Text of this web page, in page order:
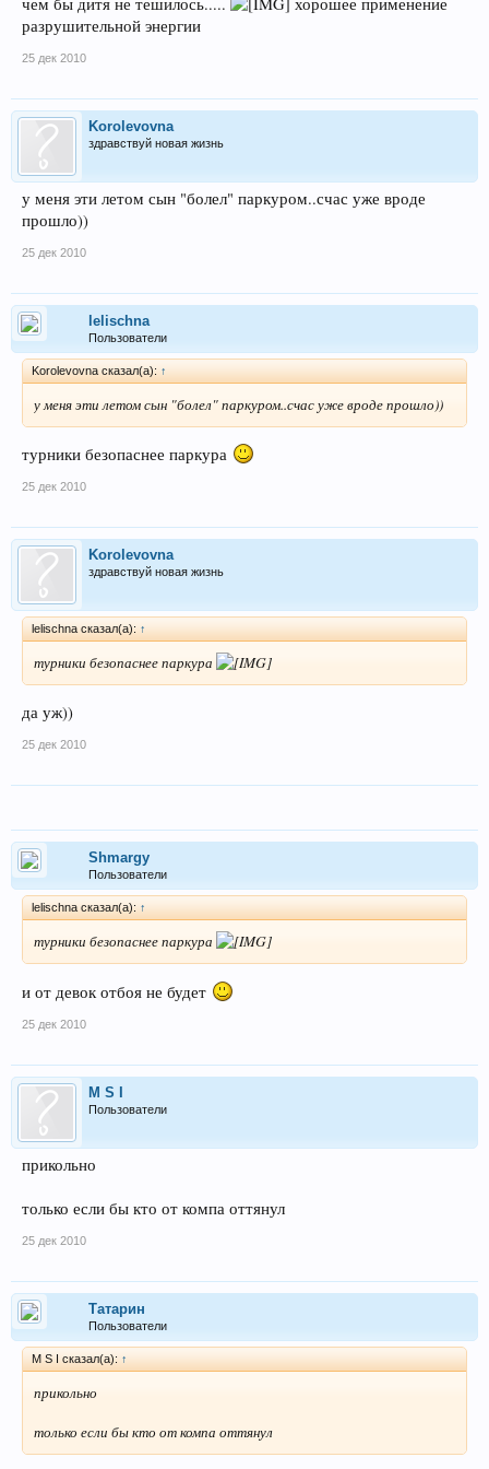
разрушительной энергии
25 дек 2010
Korolevovna
здравствуй новая жизнь
у меня эти летом сын "болел" паркуром..счас уже вроде
прошло))
25 дек 2010
lelischna
Пользователи
Korolevovna сказал(а): ↑
у меня эти летом сын "болел" паркуром..счас уже вроде прошло))
турники безопаснее паркура
25 дек 2010
Korolevovna
здравствуй новая жизнь
lelischna сказал(а): ↑
турники безопаснее паркура
да уж))
25 дек 2010
Shmargy
Пользователи
lelischna сказал(а): ↑
турники безопаснее паркура
и от девок отбоя не будет
25 дек 2010
M S I
Пользователи
прикольно
только если бы кто от компа оттянул
25 дек 2010
Татарин
Пользователи
M S I сказал(а): ↑
прикольно
только если бы кто от компа оттянул